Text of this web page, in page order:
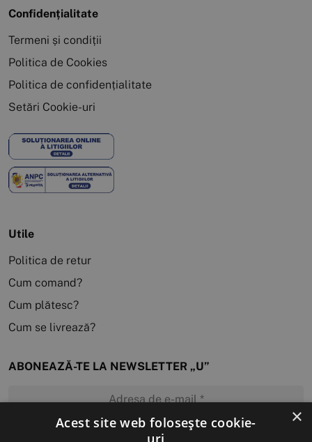
Confidențialitate
Termeni și condiții
Politica de Cookies
Politica de confidențialitate
Setări Cookie-uri
Utile
Politica de retur
Cum comand?
Cum plătesc?
Cum se livrează?
ABONEAZĂ-TE LA NEWSLETTER „U”
MĂ ABONEZ
×
Acest site web folosește cookie-
uri